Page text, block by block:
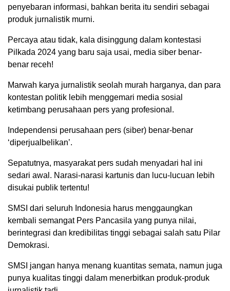
penyebaran informasi, bahkan berita itu sendiri sebagai
produk jurnalistik murni.
Percaya atau tidak, kala disinggung dalam kontestasi
Pilkada 2024 yang baru saja usai, media siber benar-
benar receh!
Marwah karya jurnalistik seolah murah harganya, dan para
kontestan politik lebih menggemari media sosial
ketimbang perusahaan pers yang profesional.
Independensi perusahaan pers (siber) benar-benar
‘diperjualbelikan’.
Sepatutnya, masyarakat pers sudah menyadari hal ini
sedari awal. Narasi-narasi kartunis dan lucu-lucuan lebih
disukai publik tertentu!
SMSI dari seluruh Indonesia harus menggaungkan
kembali semangat Pers Pancasila yang punya nilai,
berintegrasi dan kredibilitas tinggi sebagai salah satu Pilar
Demokrasi.
SMSI jangan hanya menang kuantitas semata, namun juga
punya kualitas tinggi dalam menerbitkan produk-produk